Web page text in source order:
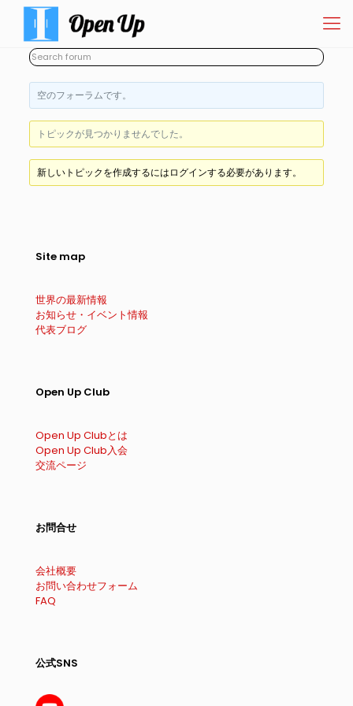
空のフォーラムです。
トピックが見つかりませんでした。
新しいトピックを作成するにはログインする必要があります。
Site map
世界の最新情報
お知らせ・イベント情報
代表ブログ
Open Up Club
Open Up Clubとは
Open Up Club入会
交流ページ
お問合せ
会社概要
お問い合わせフォーム
FAQ
公式SNS